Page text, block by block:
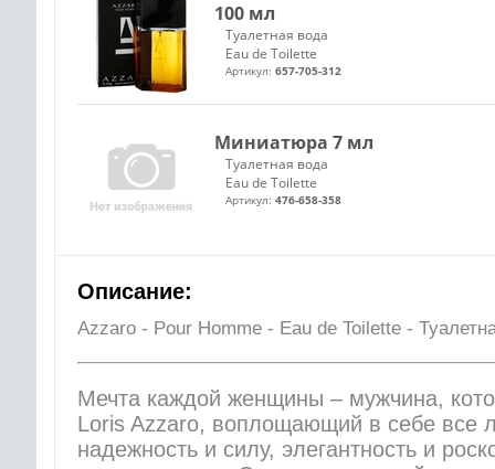
100 мл
Туалетная вода
Eau de Toilette
Артикул: 657-705-312
Миниатюра 7 мл
Туалетная вода
Eau de Toilette
Артикул: 476-658-358
Описание:
Azzaro - Pour Homme - Eau de Toilette -
Мечта каждой женщины – мужчина,
Loris Azzaro, воплощающий в себе все
надежность и силу, элегантность и